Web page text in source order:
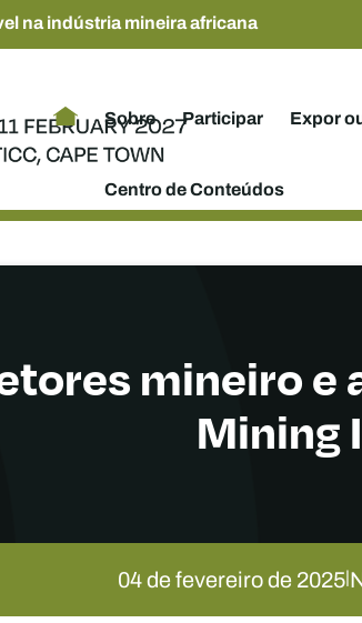
na indústria mineira africana
Sobre Participar Expor
Centro de Conteúdos
mineiro
Mining
04 de fevereiro de 2025|